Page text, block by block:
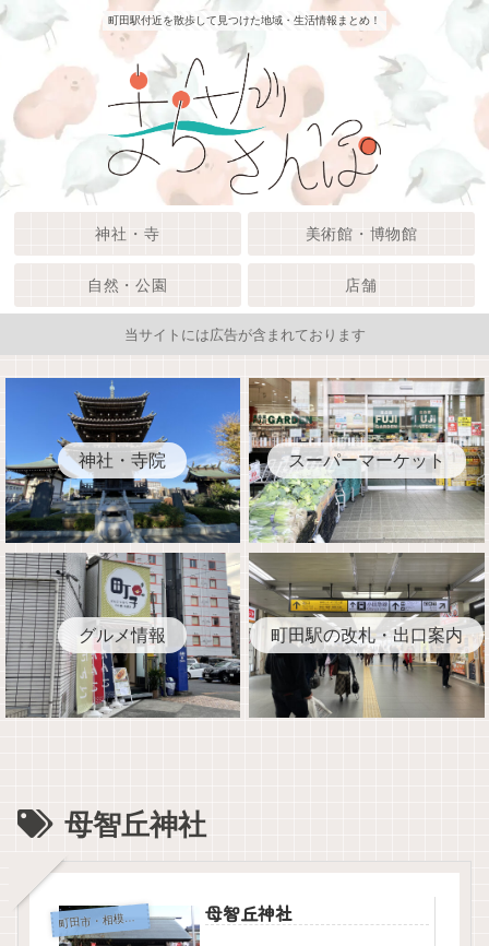
町田駅付近を散歩して見つけた地域・生活情報まとめ！
神社・寺 美術館・博物館
自然・公園 店舗
当サイトには広告が含まれております
神社・寺院 スーパーマーケット
グルメ情報 町田駅の改札・出口案内
母智丘神社
町田市・相模原市の神社・寺院 母智丘神社